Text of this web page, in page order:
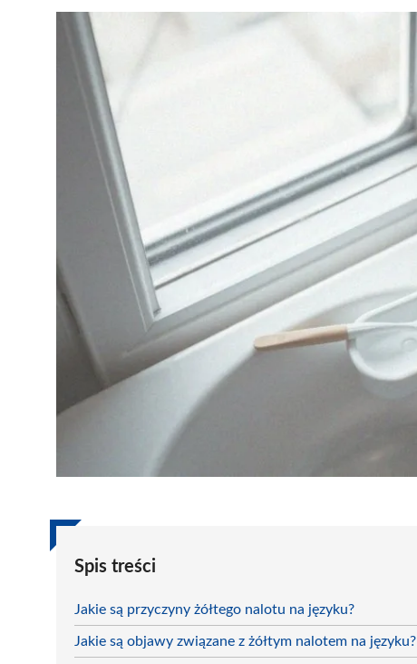
Spis treści
Jakie są przyczyny żółtego nalotu na języku?
Jakie są objawy związane z żółtym nalotem na języku?